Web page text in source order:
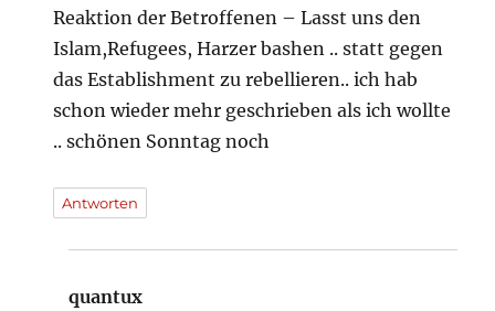
Reaktion der Betroffenen – Lasst uns den
Islam,Refugees, Harzer bashen .. statt gegen
das Establishment zu rebellieren.. ich hab
schon wieder mehr geschrieben als ich wollte
.. schönen Sonntag noch
Antworten
quantux